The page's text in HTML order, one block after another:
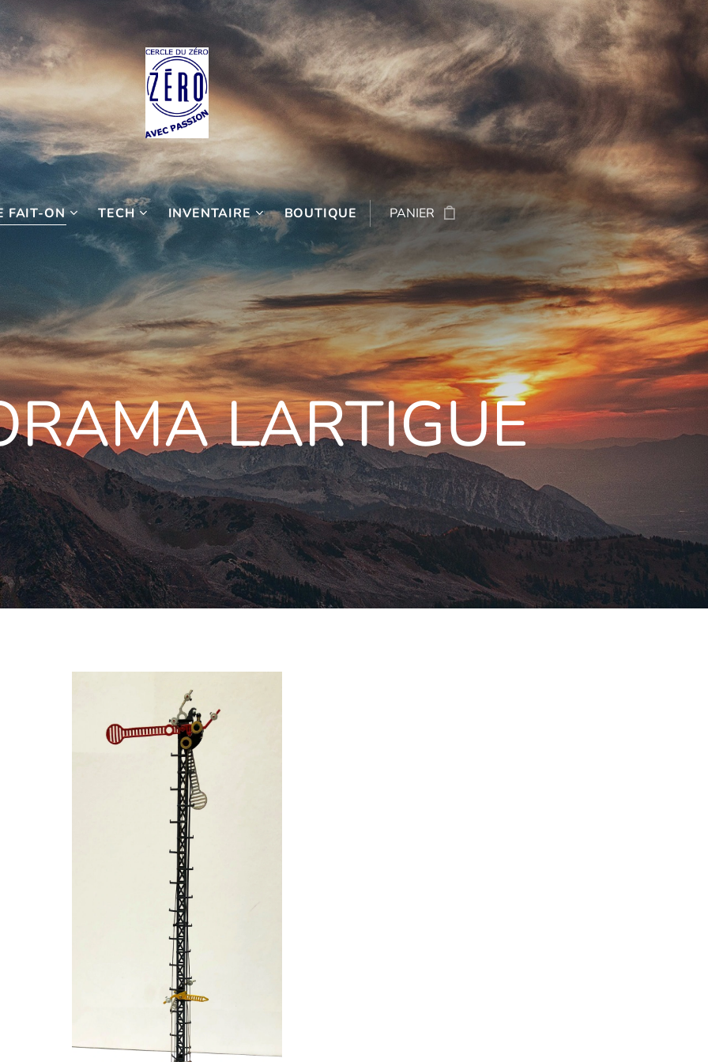
FAIT-ON TECH INVENTAIRE BOUTIQUE PANIER
LARTIGUE